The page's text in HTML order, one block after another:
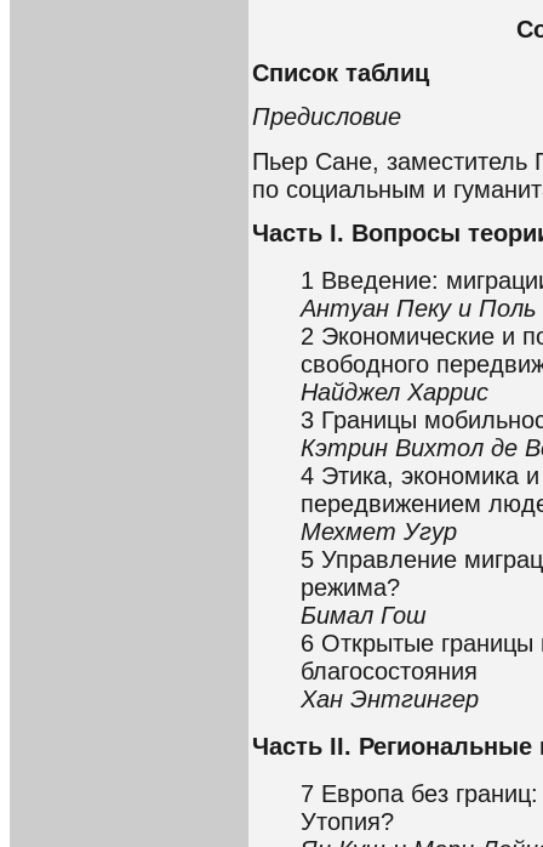
Список таблиц
Предисловие
Пьер Сане,
по социальным и
Часть I. Вопросы
1 Введение:
Антуан Пеку и
2 Экономические и
свободного
Найджел Харрис
3 Границы
Кэтрин Вихтол де
4 Этика, экономика
передвижением
Мехмет Угур
5 Управление
режима?
Бимал Гош
6 Открытые границы
благосостояния
Хан Энтгингер
Часть II. Региональные
7 Европа без
Утопия?